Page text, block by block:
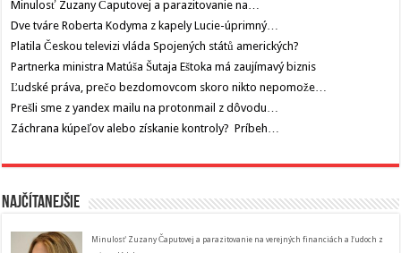
Minulosť Zuzany Čaputovej a parazitovanie na…
Dve tváre Roberta Kodyma z kapely Lucie-úprimný…
Platila Českou televizi vláda Spojených států amerických?
Partnerka ministra Matúša Šutaja Eštoka má zaujímavý biznis
Ľudské práva, prečo bezdomovcom skoro nikto nepomože…
Prešli sme z yandex mailu na protonmail z dôvodu…
Záchrana kúpeľov alebo získanie kontroly? Príbeh…
Najčítanejšie
Minulosť Zuzany Čaputovej a parazitovanie na verejných financiách a ľudoch z